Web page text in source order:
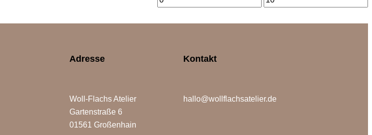
Adresse
Woll-Flachs Atelier
Gartenstraße 6
01561 Großenhain
Kontakt
hallo@wollflachsatelier.de